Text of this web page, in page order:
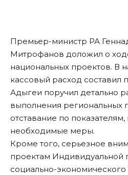
Премьер-министр РА
Митрофанов доложил о
национальных проектов. В
кассовый расход составил
Адыгеи поручил детально
выполнения региональных
отставание по показателям,
необходимые меры.
Кроме того, серьезное
проектам Индивидуальной
социально-